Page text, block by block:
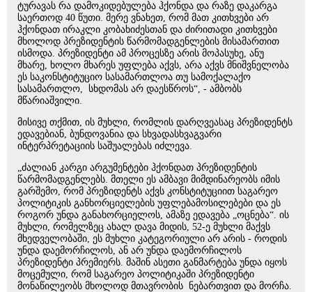
ტურავას რა დამოკიდებულება ჰქონდა და რაზე დაკარგა
საერთოდ 40 წუთი. მერე ვნახეთ, რომ მათ კითხვები არ
ჰქონდათ ირაკლი კობახიძესთან და ძირითადი კითხვები
მხოლოდ პრეზიდენტის წარმომადგენლების მისამართით
ისმოდა. პრეზიდენტი ამ პროცესზე არის მოპასუხე, ანუ
მხარე, ხოლო მხარეს უფლება აქვს, არა აქვს მნიშვნელობა
ეს საკონსტიტუციო სასამართლოა თუ სამოქალაქო
სასამართლო, სხდომას არ დაესწროს“, - ამბობს
მწარიაშვილი.
მისივე თქმით, ის მუხლი, რომლის დარღვეასაც პრეზიდენტს
ედავებიან, ბუნდოვანია და სხვადასხვაგვარი
ინტერპრეტაციის საშუალებას იძლევა.
„ძალიან კარგი არგუმენტები ჰქონდათ პრეზიდენტის
წარმომადგენლებს. მთელი ეს ამბავი მიმდინარეობს იმის
გარშემო, რომ პრეზიდენტს აქვს კონსტიტუციით საგარეო
პოლიტიკის განხორციელების უფლებამოსილებები და ეს
როგორ უნდა განახორციელოს, ამაზე ედავება „ოცნება“. ის
მუხლი, რომელზეც ახალ დავა მიდის, 52-ე მუხლი მაქვს
მხედველობაში, ეს მუხლი კატეგორიული არ არის - როდის
უნდა დაემორჩილოს, ან არ უნდა დაემორჩილოს
პრეზიდენტი პრემიერს. მაშინ ასეთი განმარტება უნდა იყოს
მოცემული, რომ საგარეო პოლიტიკაში პრეზიდენტი
მონაწილეობს მხოლოდ მთავრობის ნებართვით და მორჩა.